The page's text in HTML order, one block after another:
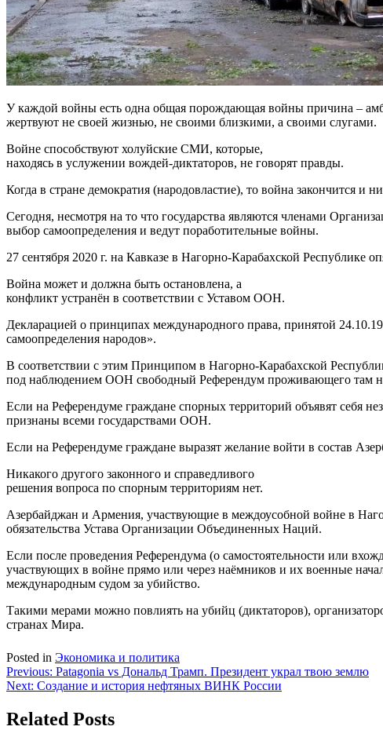
У каждой войны есть одна общая порождающая войны причина –
жертвуют не своей жизнью, не своими близкими, а своими слугами.
Войне способствуют холуйские СМИ, которые,
находясь в услужении вождей-диктаторов, не говорят правды.
Когда в стране демократия (народовластие), то война закончится и
Сегодня, несмотря на то что государства являются членами
выбор самоопределения и ведут поработительные войны.
27 сентября 2020 г. на Кавказе в Нагорно-Карабахской
Война может и должна быть остановлена, а
конфликт устранён в соответствии с Уставом ООН.
Декларацией о принципах международного права, принятой
самоопределения народов».
В соответствии с этим Принципом в Нагорно-Карабахской
под наблюдением ООН свободный Референдум проживающего там
Если на Референдуме граждане спорных территорий объявят себя
признаны всеми государствами ООН.
Если на Референдуме граждане выразят желание войти в состав
Никакого другого законного и справедливого
решения вопроса по спорным территориям нет.
Азербайджан и Армения, участвующие в междоусобной войне в
обязательства Устава Организации Объединенных Наций.
Если после проведения Референдума (о самостоятельности или
участвующих в войне прямо или через наёмников и их военные
международным судом за убийство.
Такими мерами можно повлиять на убийц (диктаторов),
странах Мира.
Posted in Экономика и политика
Навигация
по
записям
Previous: Patagonia vs Дональд Трамп. Президент украл твою землю
Next: Создание и история нефтяных ВИНК России
Related Posts